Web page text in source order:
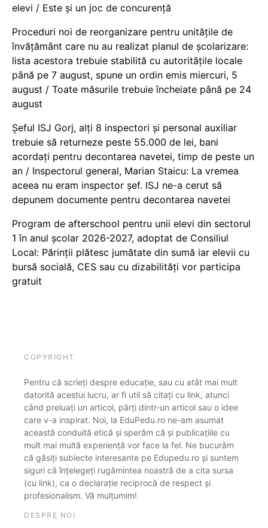
elevi / Este și un joc de concurență
Proceduri noi de reorganizare pentru unitățile de
învățământ care nu au realizat planul de școlarizare:
lista acestora trebuie stabilită cu autoritățile locale
până pe 7 august, spune un ordin emis miercuri, 5
august / Toate măsurile trebuie încheiate până pe 24
august
Șeful ISJ Gorj, alți 8 inspectori și personal auxiliar
trebuie să returneze peste 55.000 de lei, bani
acordați pentru decontarea navetei, timp de peste un
an / Inspectorul general, Marian Staicu: La vremea
aceea nu eram inspector șef. ISJ ne-a cerut să
depunem documente pentru decontarea navetei
Program de afterschool pentru unii elevi din sectorul
1 în anul școlar 2026-2027, adoptat de Consiliul
Local: Părinții plătesc jumătate din sumă iar elevii cu
bursă socială, CES sau cu dizabilităţi vor participa
gratuit
COPYRIGHT
Pentru că scrieți despre educație, sau cu atât mai mult
datorită acestui lucru, ar fi util să citați cu link, atunci
când preluați un articol, părți dintr-un articol sau o idee
care v-a inspirat. Noi, la EduPedu.ro ne-am asumat
această conduită etică și sperăm că și publicațiile cu
mult mai multă experiență vor face la fel. Ne bucurăm
că găsiți subiecte interesante pe Edupedu.ro și suntem
siguri că înțelegeți rugămintea noastră de a cita sursa
(cu link), ca o declarație reciprocă de respect și
profesionalism. Vă mulțumim!
DESPRE NOI